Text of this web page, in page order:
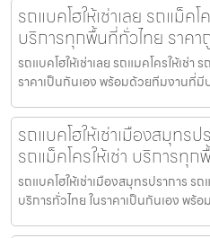
รถแบคโฮให้เช่าเลย รถแม็ค
บริการทุกพื้นที่ทั่วไทย ราคา
รถแบคโฮให้เช่าเลย รถแมคโครให้เช่า
ราคาเป็นกันเอง พร้อมด้วยทีมงานที่มี
รถแบคโฮให้เช่าเมืองสมุทร
รถแม็คโครให้เช่า บริการทุ
รถแบคโฮให้เช่าเมืองสมุทรปราการ ร
บริการทั่วไทย ในราคาเป็นกันเอง พร้